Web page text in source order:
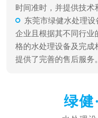
时间准时，并提供技术
东莞市绿健水处理
企业且根据其不同行业
格的水处理设备及完成
提供了完善的售后服务